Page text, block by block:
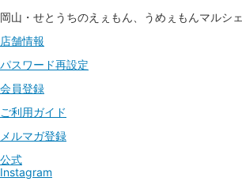
岡山・せとうちのえぇもん、うめぇもんマルシェ
店舗情報
パスワード再設定
会員登録
ご利用ガイド
メルマガ登録
公式
Instagram